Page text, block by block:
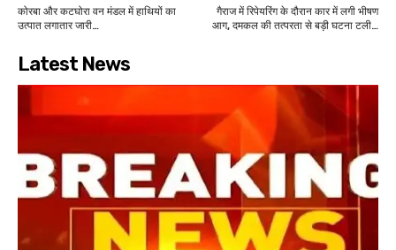
कोरबा और कटघोरा वन मंडल में हाथियों का
उत्पात लगातार जारी…
गैराज में रिपेयरिंग के दौरान कार में लगी भीषण
आग, दमकल की तत्परता से बड़ी घटना टली…
Latest News